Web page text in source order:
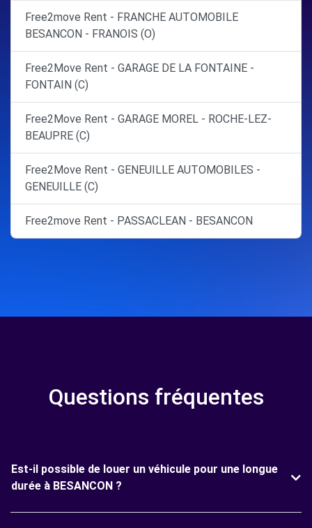
Free2move Rent - FRANCHE AUTOMOBILE
BESANCON - FRANOIS (O)
Free2Move Rent - GARAGE DE LA FONTAINE -
FONTAIN (C)
Free2Move Rent - GARAGE MOREL - ROCHE-LEZ-
BEAUPRE (C)
Free2Move Rent - GENEUILLE AUTOMOBILES -
GENEUILLE (C)
Free2move Rent - PASSACLEAN - BESANCON
Questions fréquentes
Est-il possible de louer un véhicule pour une longue
durée à BESANCON ?